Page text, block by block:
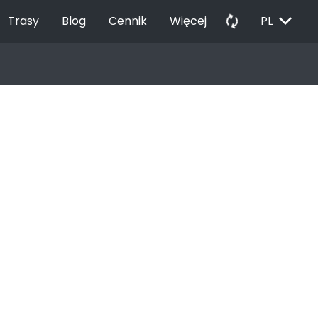
Trasy Blog Cennik Więcej autorenew PL EXPAND_MORE